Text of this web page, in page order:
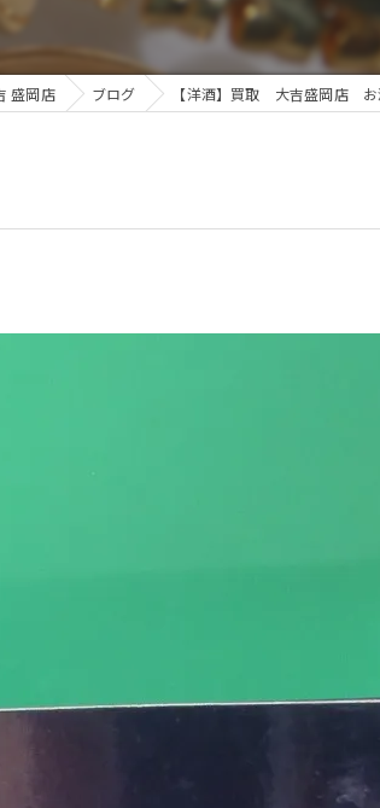
時計
盛岡店 ブログ 【洋酒】買取 大吉盛岡店 お